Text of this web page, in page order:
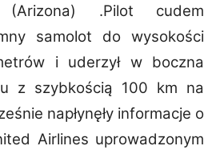
.Pilot cudem
samolot do
wysokości
i uderzył w boczna
z szybkością 100 km na
napłynęły informacje o
Airlines uprowadzonym